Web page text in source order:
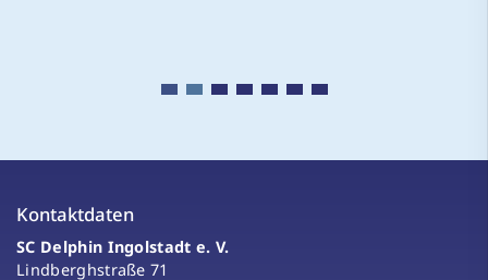
Kontaktdaten
SC Delphin Ingolstadt e. V.
Lindberghstraße 71